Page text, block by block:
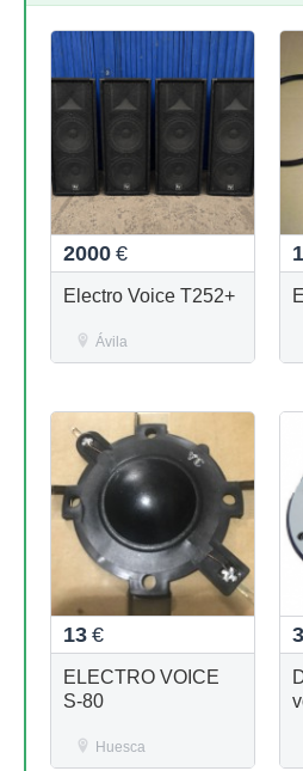
2000 €
Electro Voice T252+
Ávila
13 €
ELECTRO VOICE
S-80
Huesca